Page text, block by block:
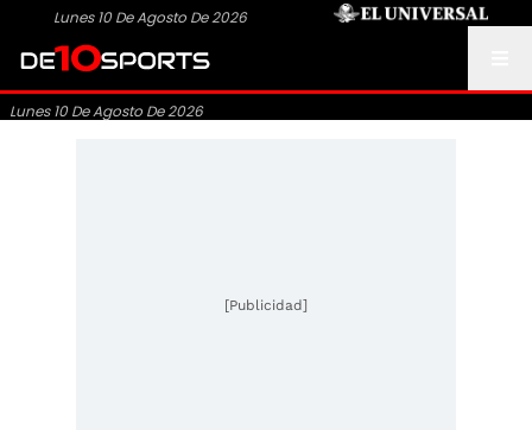
Lunes 10 De Agosto De 2026
Lunes 10 De Agosto De 2026
[Publicidad]